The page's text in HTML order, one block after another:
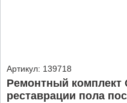
Артикул: 139718
Ремонтный комплект
реставрации пола